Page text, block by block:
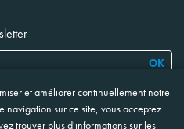
les informations ci-jointes
de mes données
* Ces champs sont obligatoires
OK
et améliorer continuellement notre
navigation sur ce site, vous acceptez
trouver plus d'informations sur les